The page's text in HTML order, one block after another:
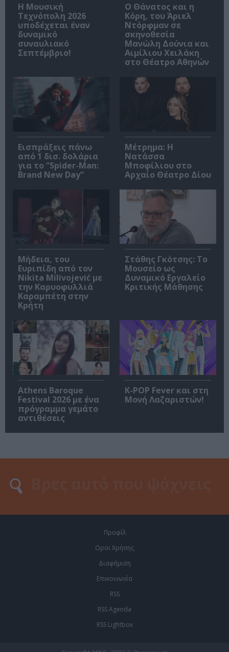
Η Μουσική
Τεχνόπολη 2026
υποδέχεται έναν
δυναμικό
συναυλιακό
Σεπτέμβριο!
Ο Θάνατος και η
Κόρη, του Άριελ
Ντόρφμαν σε
σκηνοθεσία
Μανώλη Δούνια και
Αιμίλιου Χειλάκη
στο Θέατρο Αθηνών
Εισπράξεις πάνω
από 1 δισ. δολάρια
για το “Spider-Man:
Brand New Day”
Μέτρημα: Η
Νατάσσα
Μποφίλιου στο
Αρχαίο Θέατρο Δίου
Μήδεια, του
Ευριπίδη από τον
Nikita Milivojević με
την Καρυοφυλλιά
Καραμπέτη στην
Κρήτη
Στάθης Γκότσης: Το
Μουσείο ως
Δυναμικό Εργαλείο
Κριτικής Μάθησης
Athens Baroque
Festival 2026 με ένα
πρόγραμμα γεμάτο
αντιθέσεις
K-POP Fever και στη
Μονή Λαζαριστών!
Προφίλ
Οροι Χρήσης
Διαφήμιση
Επικοινωνία
RSS
RSS Agenda
RSS Lightbox